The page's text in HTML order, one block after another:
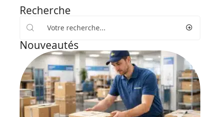
Recherche
Nouveautés